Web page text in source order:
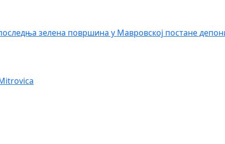
зелена површина у Мавровској постане